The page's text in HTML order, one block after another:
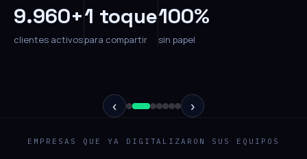
9.960+
clientes activos
1 toque
para compartir
100%
sin papel
‹ ›
EMPRESAS QUE YA DIGITALIZARON SUS EQUIPOS